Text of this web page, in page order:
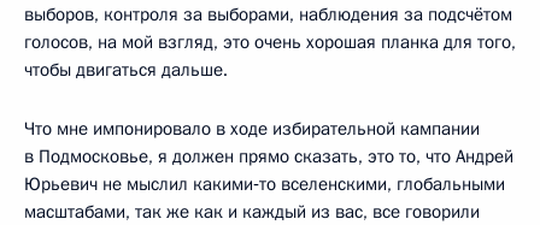
выборов, контроля за выборами, наблюдения за подсчётом
голосов, на мой взгляд, это очень хорошая планка для того,
чтобы двигаться дальше.
Что мне импонировало в ходе избирательной кампании
в Подмосковье, я должен прямо сказать, это то, что Андрей
Юрьевич не мыслил какими‑то вселенскими, глобальными
масштабами, так же как и каждый из вас, все говорили